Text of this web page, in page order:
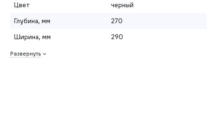
Цвет
черный
Глубина, мм
270
Ширина, мм
290
Развернуть